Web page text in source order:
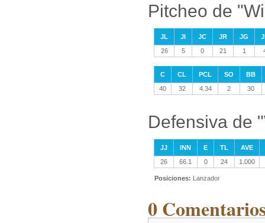
Pitcheo de
JL JI JC JR JG
26
5 0 21 1
C CL PCL SO
BB
40
32 4.34 2 30
Defensiva de
JJ INN E TL
AVE
26
66.1 0 24 1.000
Posiciones: Lanzador
0